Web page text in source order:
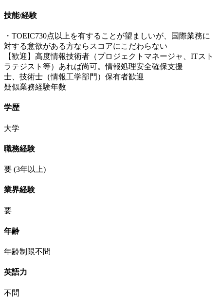
技能/経験
・TOEIC730点以上を有することが望ましいが、国際業務に
対する意欲がある方ならスコアにこだわらない
【歓迎】高度情報技術者（プロジェクトマネージャ、ITスト
ラテジスト等）あれば尚可。情報処理安全確保支援
士、技術士（情報工学部門）保有者歓迎
疑似業務経験年数
学歴
大学
職務経験
要 (3年以上)
業界経験
要
年齢
年齢制限不問
英語力
不問